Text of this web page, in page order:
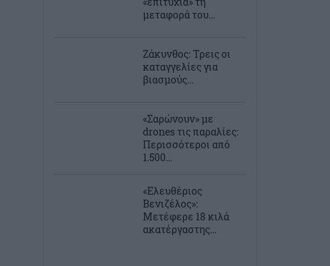
μεταφορά του...
Ζάκυνθος: Τρεις οι
καταγγελίες για
βιασμούς...
«Σαρώνουν» με
drones τις παραλίες:
Περισσότεροι από
1.500...
«Ελευθέριος
Βενιζέλος»:
Μετέφερε 18 κιλά
ακατέργαστης...